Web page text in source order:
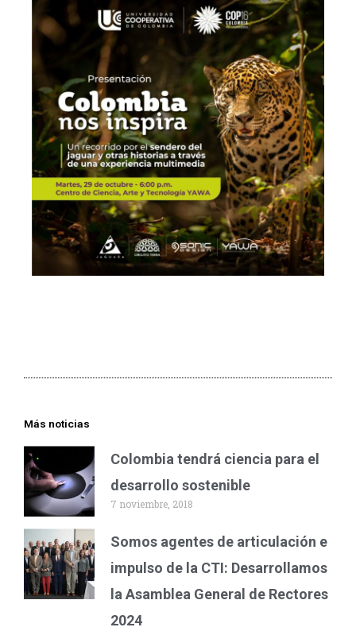
Más noticias
Colombia tendrá ciencia para el
desarrollo sostenible
7 noviembre, 2018
Somos agentes de articulación e
impulso de la CTI: Desarrollamos
la Asamblea General de Rectores
2024